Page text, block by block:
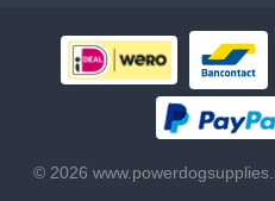
© 2026